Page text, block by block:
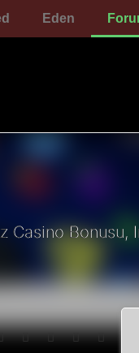
Eden
Casino